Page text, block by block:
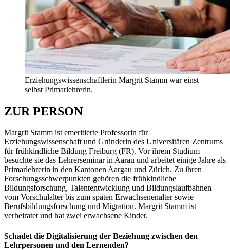
Erziehungswissenschaftlerin Margrit Stamm war einst
selbst Primarlehrerin.
ZUR PERSON
Margrit Stamm ist emeritierte Professorin für
Erziehungswissenschaft und Gründerin des Universitären Zentrums
für frühkindliche Bildung Freiburg (FR). Vor ihrem Studium
besuchte sie das Lehrerseminar in Aarau und arbeitet einige Jahre als
Primarlehrerin in den Kantonen Aargau und Zürich. Zu ihren
Forschungsschwerpunkten gehören die frühkindliche
Bildungsforschung, Talententwicklung und Bildungslaufbahnen
vom Vorschulalter bis zum späten Erwachsenenalter sowie
Berufsbildungsforschung und Migration. Margrit Stamm ist
verheiratet und hat zwei erwachsene Kinder.
Schadet die Digitalisierung der Beziehung zwischen den
Lehrpersonen und den Lernenden?